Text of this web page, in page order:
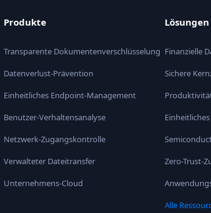
Produkte
Transparente Dokumentenverschlüsselung
Datenverlust-Prävention
Einheitliches Endpoint-Management
Benutzer-Verhaltensanalyse
Netzwerk-Zugangskontrolle
Verwalteter Dateitransfer
Unternehmens-Cloud
Lösungen
Finanzielle
Sichere
Zero-Trust-
Alle